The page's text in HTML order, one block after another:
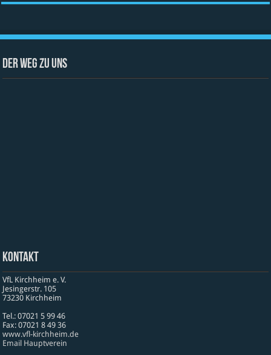
Der Weg zu uns
Kontakt
VfL Kirchheim e. V.
Jesinger­str. 105
73230 Kirch­heim
Tel.: 07021 5 99 46
Fax: 07021 8 49 36
www​.vfl​-kirch​heim​.de
Email Hauptverein